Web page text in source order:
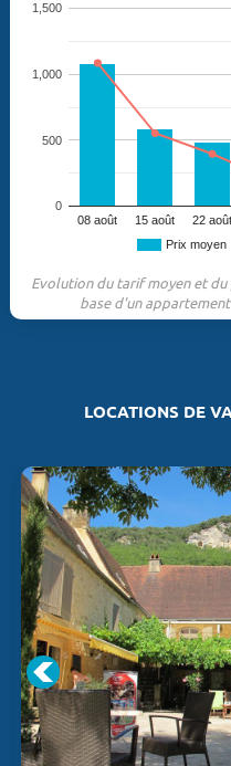
Prix moyen
08 août 15 août 22 août
0
500
1,000
1,500
Evolution du tarif moyen et
base d'un
LOCATIONS DE